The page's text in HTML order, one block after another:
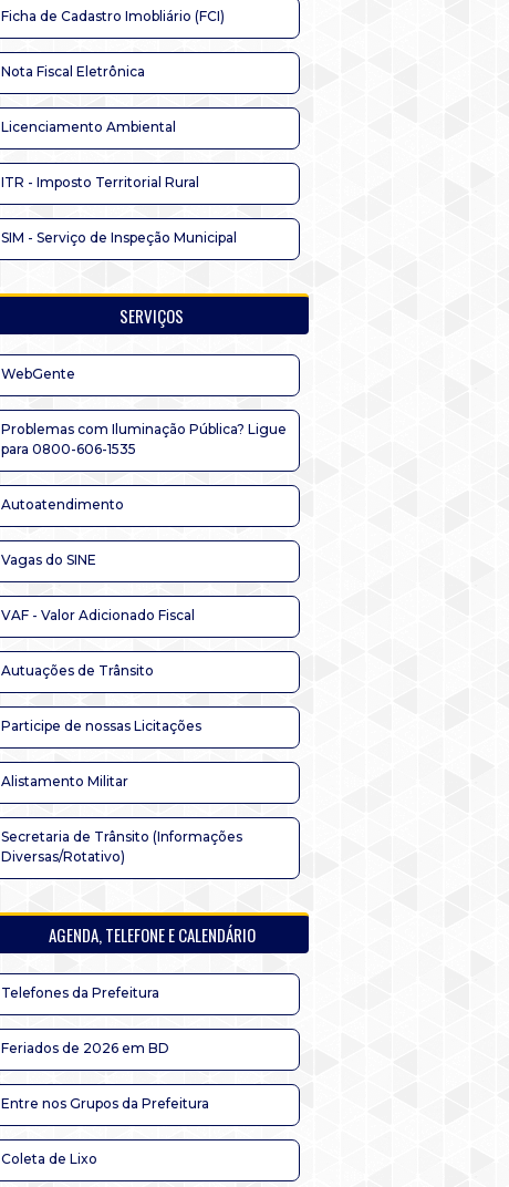
Ficha de Cadastro Imobliário (FCI)
Nota Fiscal Eletrônica
Licenciamento Ambiental
ITR - Imposto Territorial Rural
SIM - Serviço de Inspeção Municipal
SERVIÇOS
WebGente
Problemas com Iluminação Pública? Ligue
para 0800-606-1535
Autoatendimento
Vagas do SINE
VAF - Valor Adicionado Fiscal
Autuações de Trânsito
Participe de nossas Licitações
Alistamento Militar
Secretaria de Trânsito (Informações
Diversas/Rotativo)
AGENDA, TELEFONE E CALENDÁRIO
Telefones da Prefeitura
Feriados de 2026 em BD
Entre nos Grupos da Prefeitura
Coleta de Lixo